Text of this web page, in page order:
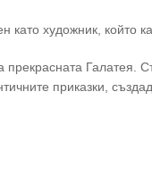
като художник,
Галатея.
приказки,